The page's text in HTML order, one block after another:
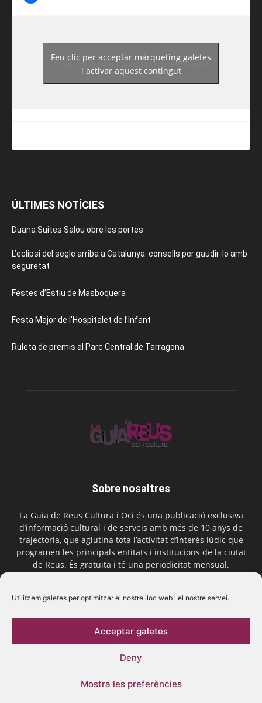
Utilitzem galetes per optimitzar el nostre lloc web i el nostre servei.
Acceptar galetes
Deny
Mostra les preferències
https://www.facebook.com/guiadereus/
Feu clic per acceptar màrqueting galetes
i activar aquest contingut
ÚLTIMES NOTÍCIES
Duana Suites Salou obre les portes
L’eclipsi del segle arriba a Catalunya: consells per gaudir-lo amb
seguretat
Festes d’Estiu de Masboquera
Festa Major de l’Hospitalet de l’Infant
Ruleta de premis al Parc Central de Tarragona
Sobre nosaltres
La Guia de Reus Cultura i Oci és una publicació exclusiva
d’informació cultural i de serveis amb més de 10 anys de
trajectòria, que aglutina tota l’activitat d’interès lúdic que
programen les principals entitats i institucions de la ciutat
de Reus. És gratuïta i té una periodicitat mensual.
Segueix-nos